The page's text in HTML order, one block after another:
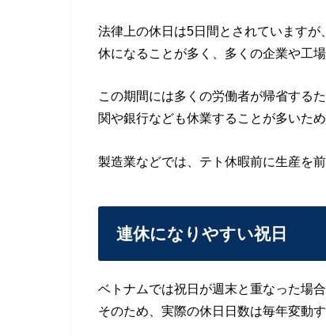
法律上の休日は5日間とされています
休になることが多く、多くの企業や工
この期間には多くの労働者が帰省する
関や銀行なども休業することが多いた
製造業などでは、テト休暇前に生産を
連休になりやすい祝日
ベトナムでは祝日が週末と重なった場
そのため、実際の休日日数は毎年変動